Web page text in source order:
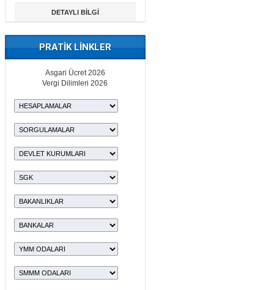
DETAYLI BİLGİ
PRATİK LİNKLER
Asgari Ücret 2026
Vergi Dilimleri 2026